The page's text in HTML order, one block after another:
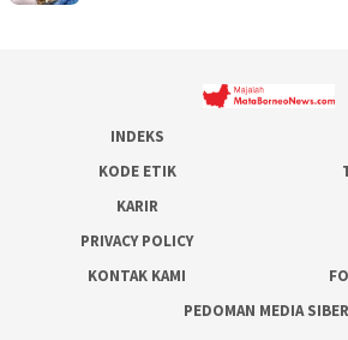
INDEKS
KODE ETIK
KARIR
PRIVACY POLICY
KONTAK KAMI
PEDOMAN MEDIA SIBER